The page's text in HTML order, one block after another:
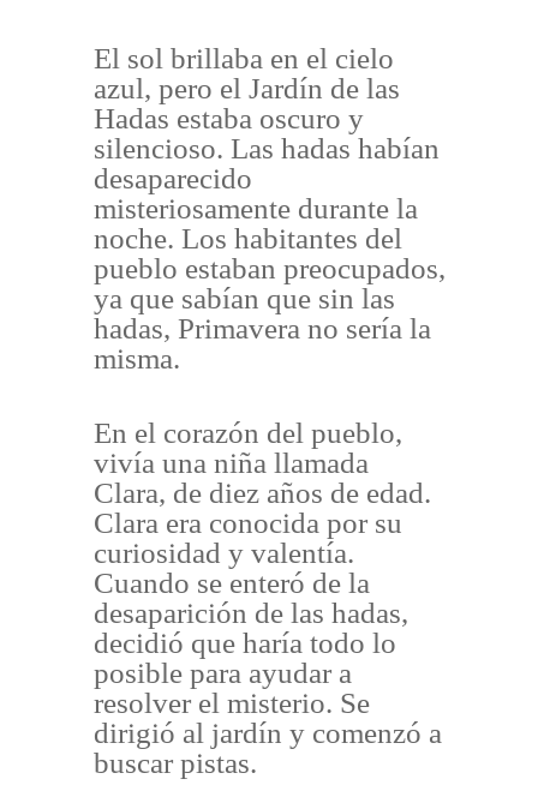
El sol brillaba en el cielo
azul, pero el Jardín de las
Hadas estaba oscuro y
silencioso. Las hadas habían
desaparecido
misteriosamente durante la
noche. Los habitantes del
pueblo estaban preocupados,
ya que sabían que sin las
hadas, Primavera no sería la
misma.
En el corazón del pueblo,
vivía una niña llamada
Clara, de diez años de edad.
Clara era conocida por su
curiosidad y valentía.
Cuando se enteró de la
desaparición de las hadas,
decidió que haría todo lo
posible para ayudar a
resolver el misterio. Se
dirigió al jardín y comenzó a
buscar pistas.